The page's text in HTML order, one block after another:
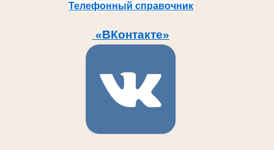
Телефонный справочник
«ВКонтакте»